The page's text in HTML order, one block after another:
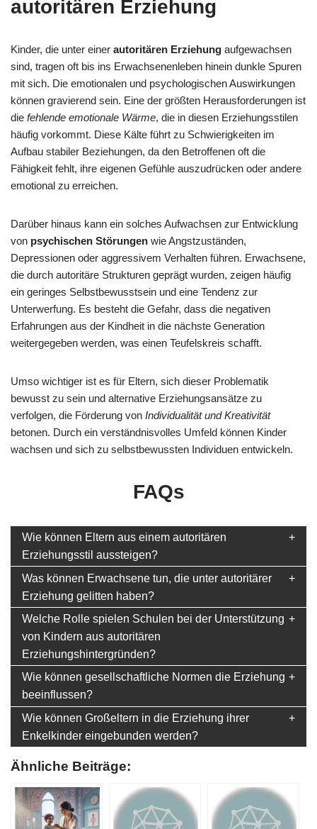
autoritären Erziehung
Kinder, die unter einer autoritären Erziehung aufgewachsen
sind, tragen oft bis ins Erwachsenenleben hinein dunkle Spuren
mit sich. Die emotionalen und psychologischen Auswirkungen
können gravierend sein. Eine der größten Herausforderungen ist
die fehlende emotionale Wärme, die in diesen Erziehungsstilen
häufig vorkommt. Diese Kälte führt zu Schwierigkeiten im
Aufbau stabiler Beziehungen, da den Betroffenen oft die
Fähigkeit fehlt, ihre eigenen Gefühle auszudrücken oder andere
emotional zu erreichen.
Darüber hinaus kann ein solches Aufwachsen zur Entwicklung
von psychischen Störungen wie Angstzuständen,
Depressionen oder aggressivem Verhalten führen. Erwachsene,
die durch autoritäre Strukturen geprägt wurden, zeigen häufig
ein geringes Selbstbewusstsein und eine Tendenz zur
Unterwerfung. Es besteht die Gefahr, dass die negativen
Erfahrungen aus der Kindheit in die nächste Generation
weitergegeben werden, was einen Teufelskreis schafft.
Umso wichtiger ist es für Eltern, sich dieser Problematik
bewusst zu sein und alternative Erziehungsansätze zu
verfolgen, die Förderung von Individualität und Kreativität
betonen. Durch ein verständnisvolles Umfeld können Kinder
wachsen und sich zu selbstbewussten Individuen entwickeln.
FAQs
Wie können Eltern aus einem autoritären
Erziehungsstil aussteigen?
Was können Erwachsene tun, die unter autoritärer
Erziehung gelitten haben?
Welche Rolle spielen Schulen bei der Unterstützung
von Kindern aus autoritären
Erziehungshintergründen?
Wie können gesellschaftliche Normen die Erziehung
beeinflussen?
Wie können Großeltern in die Erziehung ihrer
Enkelkinder eingebunden werden?
Ähnliche Beiträge: